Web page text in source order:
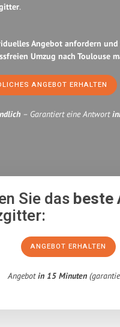
.
Angebot anfordern
Umzug nach Toulouse
ANGEBOT ERHALTEN
– Garantiert eine Antwort
Sie dasbeste
ANGEBOT ERHALTEN
Angebotin 15 Minuten